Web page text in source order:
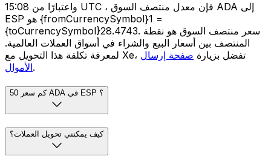
واعتبارًا من 15:08 UTC ، فإن معدل منتصف السوق ADA إلى
ESP هو {fromCurrencySymbol}1 =
{toCurrencySymbol}28.4743. سعر منتصف السوق هو نقطة
المنتصف بين أسعار البيع والشراء في أسواق العملات العالمية.
لمعرفة تكلفة هذا التحويل مع Xe، تفضل بزيارة صفحة إرسال
الأموال.
كم سعر 50 ADA في ESP ؟
كيف يمكنني تحويل العملات؟